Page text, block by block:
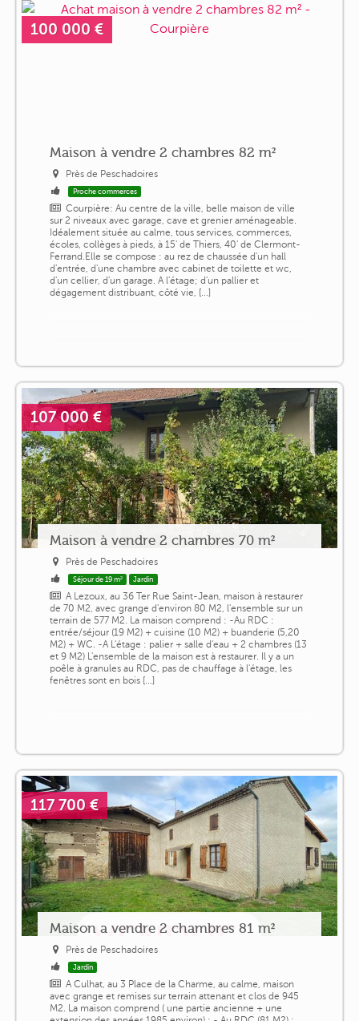
100 000 €
Maison à vendre 2 chambres 82 m²
Près de Peschadoires
Proche commerces
Courpière: Au centre de la ville, belle maison de ville
sur 2 niveaux avec garage, cave et grenier aménageable.
Idéalement située au calme, tous services, commerces,
écoles, collèges à pieds, à 15' de Thiers, 40' de Clermont-
Ferrand.Elle se compose : au rez de chaussée d'un hall
d'entrée, d'une chambre avec cabinet de toilette et wc,
d'un cellier, d'un garage. A l'étage; d'un pallier et
dégagement distribuant, côté vie, [...]
107 000 €
Maison à vendre 2 chambres 70 m²
Près de Peschadoires
Séjour de 19 m² Jardin
A Lezoux, au 36 Ter Rue Saint-Jean, maison à restaurer
de 70 M2, avec grange d'environ 80 M2, l'ensemble sur un
terrain de 577 M2. La maison comprend : -Au RDC :
entrée/séjour (19 M2) + cuisine (10 M2) + buanderie (5,20
M2) + WC. -A L'étage : palier + salle d'eau + 2 chambres (13
et 9 M2) L'ensemble de la maison est à restaurer. Il y a un
poêle à granules au RDC, pas de chauffage à l'étage, les
fenêtres sont en bois [...]
117 700 €
Maison a vendre 2 chambres 81 m²
Près de Peschadoires
Jardin
A Culhat, au 3 Place de la Charme, au calme, maison
avec grange et remises sur terrain attenant et clos de 945
M2. La maison comprend ( une partie ancienne + une